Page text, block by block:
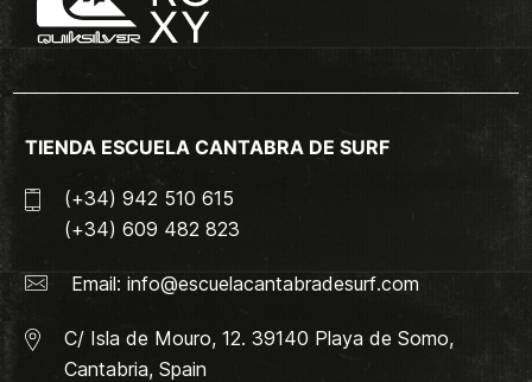
TIENDA ESCUELA CANTABRA DE SURF
(+34) 942 510 615
(+34) 609 482 823
Email: info@escuelacantabradesurf.com
C/ Isla de Mouro, 12. 39140 Playa de Somo,
Cantabria, Spain